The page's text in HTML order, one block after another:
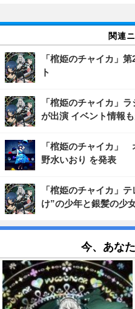
関連
「棺姫のチャイカ」
ト
「棺姫のチャイカ」
が出演 イベント情報
「棺姫のチャイカ」
野水いおり を発表
「棺姫のチャイカ」
け”の少年と銀髪の少
今、あな